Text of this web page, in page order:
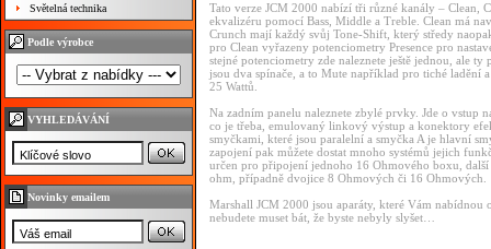
Světelná technika
Podle výrobce
VYHLEDÁVÁNÍ
Novinky emailem
Tato verze JCM 2000 nabízí tři různé kanály – Clean,
ekvalizéru pomocí Bass, Middle a Treble. Clean má
Crunch mají každý svůj Tone-Shift, který středy
pro Clean vyřazeny potenciometry Presence pro
stejné potenciometry zde naleznete ještě jednou, ale
jsou dva spínače, a to Mute například pro tiché ladění
25 Wattů.
Na zadním panelu naleznete zbylé prvky. Jde o vstup
co je třeba, emulovaný linkový výstup a konektory
smyčkami, které jsou paralelní a smyčka A je hlavní
zapojení pak můžete dostat mnoho systémů jejich
určen pro připojení jednoho 16 Ohmového boxu,
ohm, případně dvojice 8 Ohmových či 16 Ohmových.
Marshall JCM 2000 jsou aparáty, které Vám
nebudete muset bát, že byste nebyly slyšet…